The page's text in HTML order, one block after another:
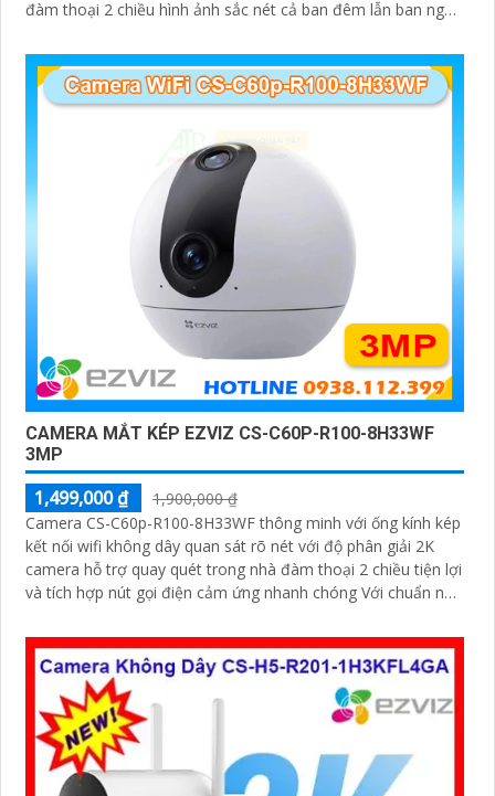
đàm thoại 2 chiều hình ảnh sắc nét cả ban đêm lẫn ban ngày
Camera an ninh không dây CS-H90-R100-8H44WKFL mang
đến sự an toàn và tiện lợi.
CAMERA MẮT KÉP EZVIZ CS-C60P-R100-8H33WF
3MP
1,499,000 ₫
1,900,000 ₫
Camera CS-C60p-R100-8H33WF thông minh với ống kính kép
kết nối wifi không dây quan sát rõ nét với độ phân giải 2K
camera hỗ trợ quay quét trong nhà đàm thoại 2 chiều tiện lợi
và tích hợp nút gọi điện cảm ứng nhanh chóng Với chuẩn nén
trữ hiệu quả